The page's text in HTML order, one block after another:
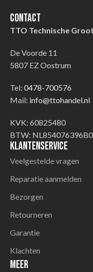
Contact
TTO Technische
De Voorde 11
5807 EZ Oostrum
Tel: 0478-700576
Mail: info@ttohandel.nl
KVK: 60825480
BTW:
Klantenservice
Veelgestelde vragen
Reparatie aanmelden
Bezorgen
Retourneren
Garantie
Klachten
Meer